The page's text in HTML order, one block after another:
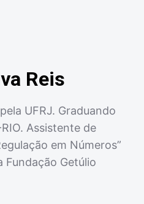
Reis
UFRJ. Graduando
Assistente de
em Números”
Fundação Getúlio